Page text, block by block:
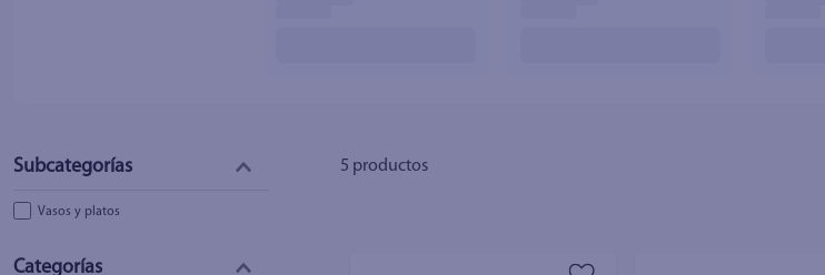
Vasos y platos
5 productos